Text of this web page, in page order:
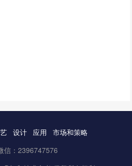
设计 应用
市场和策略
信：2396747576